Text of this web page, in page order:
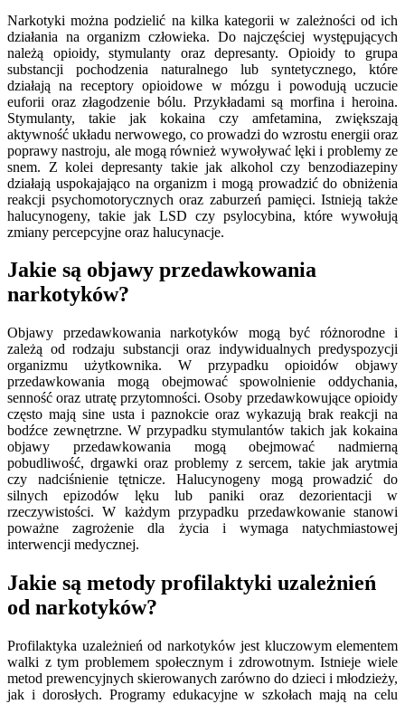
Narkotyki można podzielić na kilka kategorii w zależności od ich
działania na organizm człowieka. Do najczęściej występujących
należą opioidy, stymulanty oraz depresanty. Opioidy to grupa
substancji pochodzenia naturalnego lub syntetycznego, które
działają na receptory opioidowe w mózgu i powodują uczucie
euforii oraz złagodzenie bólu. Przykładami są morfina i heroina.
Stymulanty, takie jak kokaina czy amfetamina, zwiększają
aktywność układu nerwowego, co prowadzi do wzrostu energii oraz
poprawy nastroju, ale mogą również wywoływać lęki i problemy ze
snem. Z kolei depresanty takie jak alkohol czy benzodiazepiny
działają uspokajająco na organizm i mogą prowadzić do obniżenia
reakcji psychomotorycznych oraz zaburzeń pamięci. Istnieją także
halucynogeny, takie jak LSD czy psylocybina, które wywołują
zmiany percepcyjne oraz halucynacje.
Jakie są objawy przedawkowania
narkotyków?
Objawy przedawkowania narkotyków mogą być różnorodne i
zależą od rodzaju substancji oraz indywidualnych predyspozycji
organizmu użytkownika. W przypadku opioidów objawy
przedawkowania mogą obejmować spowolnienie oddychania,
senność oraz utratę przytomności. Osoby przedawkowujące opioidy
często mają sine usta i paznokcie oraz wykazują brak reakcji na
bodźce zewnętrzne. W przypadku stymulantów takich jak kokaina
objawy przedawkowania mogą obejmować nadmierną
pobudliwość, drgawki oraz problemy z sercem, takie jak arytmia
czy nadciśnienie tętnicze. Halucynogeny mogą prowadzić do
silnych epizodów lęku lub paniki oraz dezorientacji w
rzeczywistości. W każdym przypadku przedawkowanie stanowi
poważne zagrożenie dla życia i wymaga natychmiastowej
interwencji medycznej.
Jakie są metody profilaktyki uzależnień
od narkotyków?
Profilaktyka uzależnień od narkotyków jest kluczowym elementem
walki z tym problemem społecznym i zdrowotnym. Istnieje wiele
metod prewencyjnych skierowanych zarówno do dzieci i młodzieży,
jak i dorosłych. Programy edukacyjne w szkołach mają na celu